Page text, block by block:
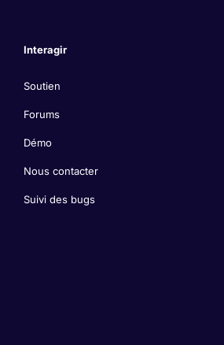
Interagir
Soutien
Forums
Démo
Nous contacter
Suivi des bugs